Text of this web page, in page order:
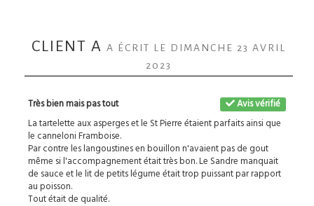
CLIENT A A ÉCRIT LE DIMANCHE 23 AVRIL
2023
Avis vérifié
Très bien mais pas tout
La tartelette aux asperges et le St Pierre étaient parfaits ainsi que
le canneloni Framboise.
Par contre les langoustines en bouillon n'avaient pas de gout
même si l'accompagnement était très bon. Le Sandre manquait
de sauce et le lit de petits légume était trop puissant par rapport
au poisson.
Tout était de qualité.